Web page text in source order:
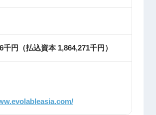
千円（払込資本 1,864,271千円）